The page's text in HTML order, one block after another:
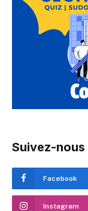
Suivez-nous
Facebook
Instagram